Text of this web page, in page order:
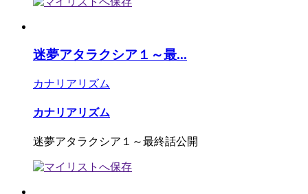
迷夢アタラクシア１～最...
カナリアリズム
カナリアリズム
迷夢アタラクシア１～最終話公開